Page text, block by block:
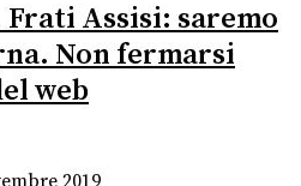
Frati Assisi: saremo
Non fermarsi
web